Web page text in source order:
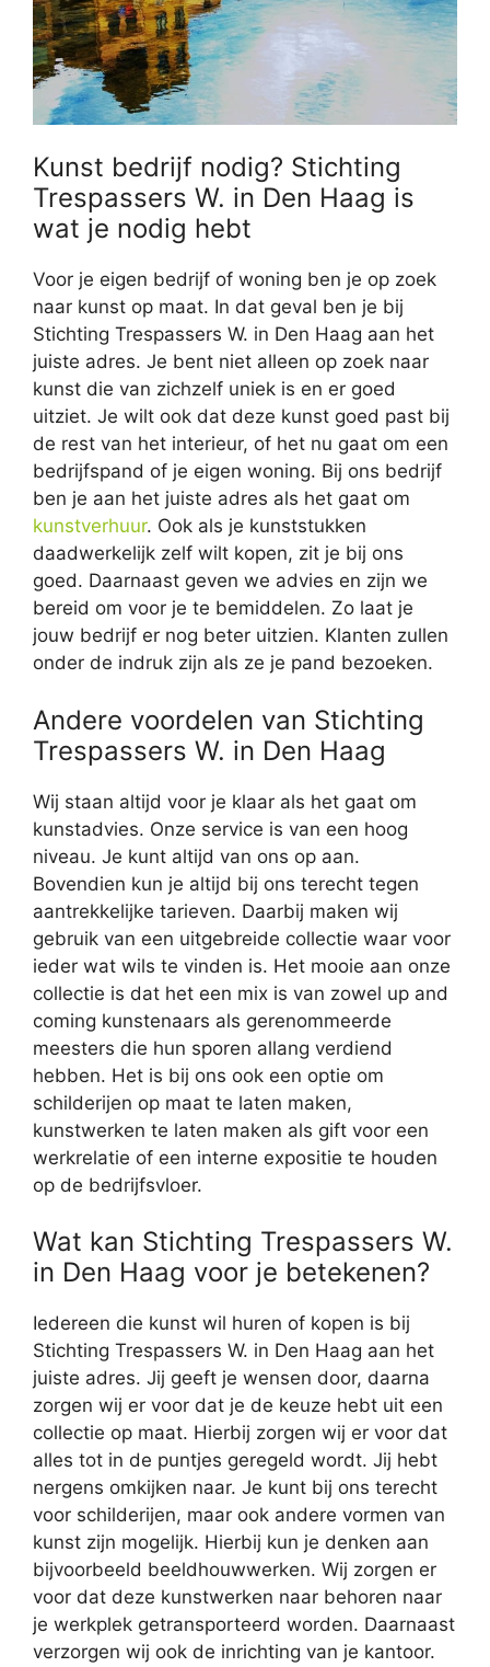
Kunst bedrijf nodig? Stichting
Trespassers W. in Den Haag is
wat je nodig hebt
Voor je eigen bedrijf of woning ben je op zoek
naar kunst op maat. In dat geval ben je bij
Stichting Trespassers W. in Den Haag aan het
juiste adres. Je bent niet alleen op zoek naar
kunst die van zichzelf uniek is en er goed
uitziet. Je wilt ook dat deze kunst goed past bij
de rest van het interieur, of het nu gaat om een
bedrijfspand of je eigen woning. Bij ons bedrijf
ben je aan het juiste adres als het gaat om
kunstverhuur. Ook als je kunststukken
daadwerkelijk zelf wilt kopen, zit je bij ons
goed. Daarnaast geven we advies en zijn we
bereid om voor je te bemiddelen. Zo laat je
jouw bedrijf er nog beter uitzien. Klanten zullen
onder de indruk zijn als ze je pand bezoeken.
Andere voordelen van Stichting
Trespassers W. in Den Haag
Wij staan altijd voor je klaar als het gaat om
kunstadvies. Onze service is van een hoog
niveau. Je kunt altijd van ons op aan.
Bovendien kun je altijd bij ons terecht tegen
aantrekkelijke tarieven. Daarbij maken wij
gebruik van een uitgebreide collectie waar voor
ieder wat wils te vinden is. Het mooie aan onze
collectie is dat het een mix is van zowel up and
coming kunstenaars als gerenommeerde
meesters die hun sporen allang verdiend
hebben. Het is bij ons ook een optie om
schilderijen op maat te laten maken,
kunstwerken te laten maken als gift voor een
werkrelatie of een interne expositie te houden
op de bedrijfsvloer.
Wat kan Stichting Trespassers W.
in Den Haag voor je betekenen?
Iedereen die kunst wil huren of kopen is bij
Stichting Trespassers W. in Den Haag aan het
juiste adres. Jij geeft je wensen door, daarna
zorgen wij er voor dat je de keuze hebt uit een
collectie op maat. Hierbij zorgen wij er voor dat
alles tot in de puntjes geregeld wordt. Jij hebt
nergens omkijken naar. Je kunt bij ons terecht
voor schilderijen, maar ook andere vormen van
kunst zijn mogelijk. Hierbij kun je denken aan
bijvoorbeeld beeldhouwwerken. Wij zorgen er
voor dat deze kunstwerken naar behoren naar
je werkplek getransporteerd worden. Daarnaast
verzorgen wij ook de inrichting van je kantoor.